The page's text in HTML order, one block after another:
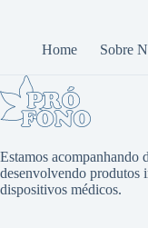
Home Sobre
Estamos acompanhando
desenvolvendo produtos
dispositivos médicos.